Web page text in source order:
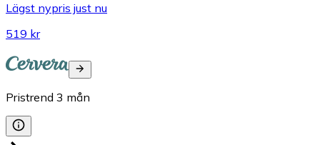
Lägst nypris just nu
519 kr
Pristrend 3 mån